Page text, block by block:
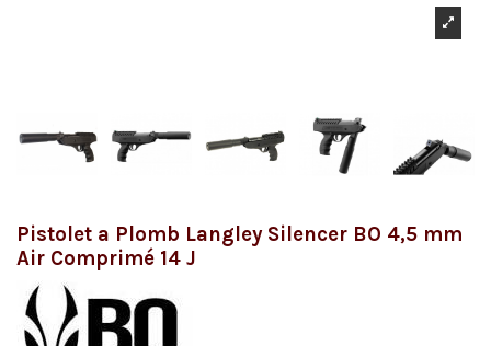
Pistolet a Plomb Langley Silencer BO 4,5 mm
Air Comprimé 14 J